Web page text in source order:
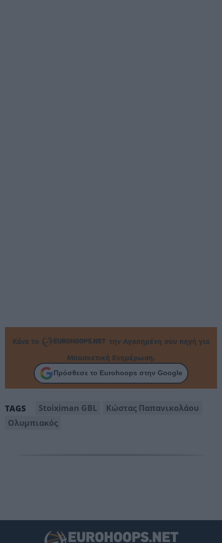
Κάνε το
την Αγαπημένη σου πηγή για
Μπασκετική Ενημέρωση.
Πρόσθεσε το Eurohoops στην Google
TAGS Stoiximan GBL
Κώστας Παπανικολάου
Ολυμπιακός